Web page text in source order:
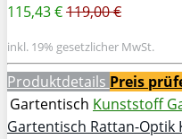
115,43 €119,00 €
inkl. 19% gesetzlicher MwSt.
Produktdetails Preis
Gartentisch Kunststoff
Gartentisch Rattan-